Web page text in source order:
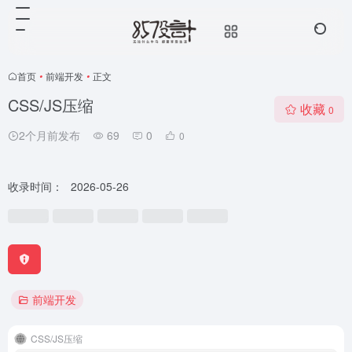
首页 • 前端开发 • 正文
CSS/JS压缩
2个月前发布 69 0 0
收藏 0
收录时间： 2026-05-26
前端开发
CSS/JS压缩